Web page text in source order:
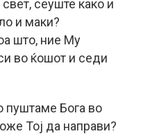
сеуште како и
и маки?
што, ние Му
во ќошот и седи
пуштаме Бога во
Тој да направи?